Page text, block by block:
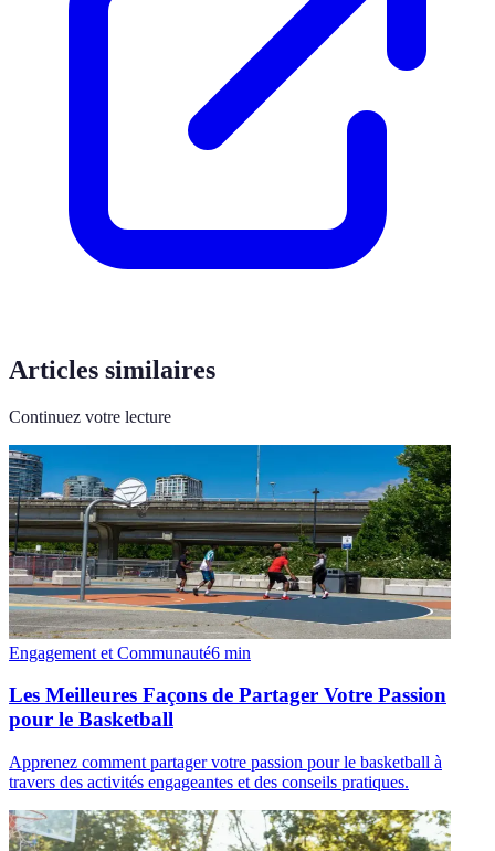
Articles similaires
Continuez votre lecture
Engagement et Communauté6 min
Les Meilleures Façons de Partager Votre Passion
pour le Basketball
Apprenez comment partager votre passion pour le basketball à
travers des activités engageantes et des conseils pratiques.